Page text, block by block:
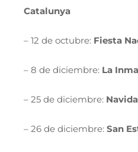
Catalunya
– 12 de octubre: Fiesta
– 8 de diciembre: La
– 25 de diciembre:
– 26 de diciembre: San